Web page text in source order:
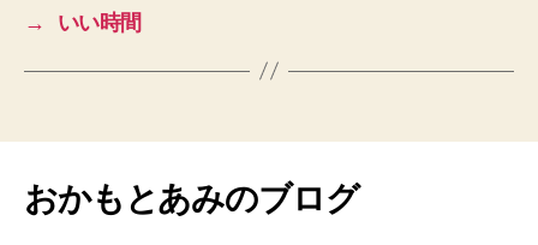
→
いい時間
おかもとあみのブログ